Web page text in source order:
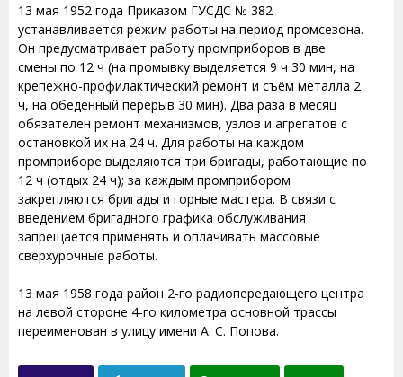
13 мая 1952 года Приказом ГУСДС № 382
устанавливается режим работы на период промсезона.
Он предусматривает работу промприборов в две
смены по 12 ч (на промывку выделяется 9 ч 30 мин, на
крепежно-профилактический ремонт и съём металла 2
ч, на обеденный перерыв 30 мин). Два раза в месяц
обязателен ремонт механизмов, узлов и агрегатов с
остановкой их на 24 ч. Для работы на каждом
промприборе выделяются три бригады, работающие по
12 ч (отдых 24 ч); за каждым промприбором
закрепляются бригады и горные мастера. В связи с
введением бригадного графика обслуживания
запрещается применять и оплачивать массовые
сверхурочные работы.
13 мая 1958 года район 2-го радиопередающего центра
на левой стороне 4-го километра основной трассы
переименован в улицу имени А. С. Попова.